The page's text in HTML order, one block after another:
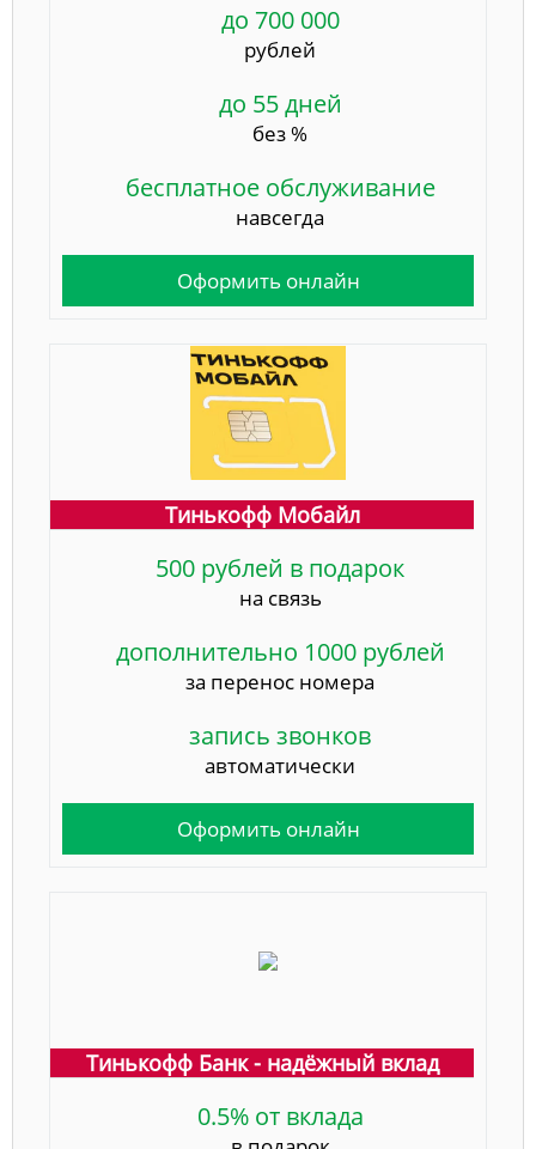
до 700 000
рублей
до 55 дней
без %
бесплатное обслуживание
навсегда
Оформить онлайн
Тинькофф Мобайл
500 рублей в подарок
на связь
дополнительно 1000 рублей
за перенос номера
запись звонков
автоматически
Оформить онлайн
Тинькофф Банк - надёжный вклад
0.5% от вклада